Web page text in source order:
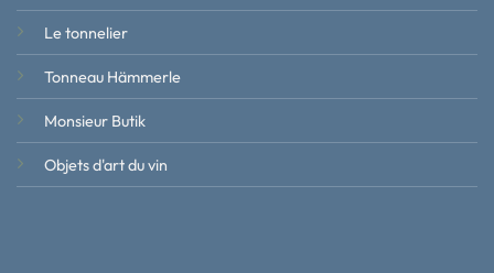
Le tonnelier
Tonneau Hämmerle
Monsieur Butik
Objets d'art du vin